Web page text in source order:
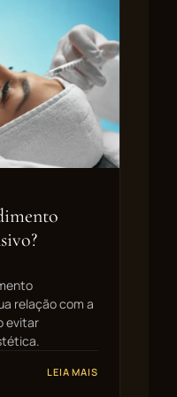
relação com a
evitar
LEIA MAIS